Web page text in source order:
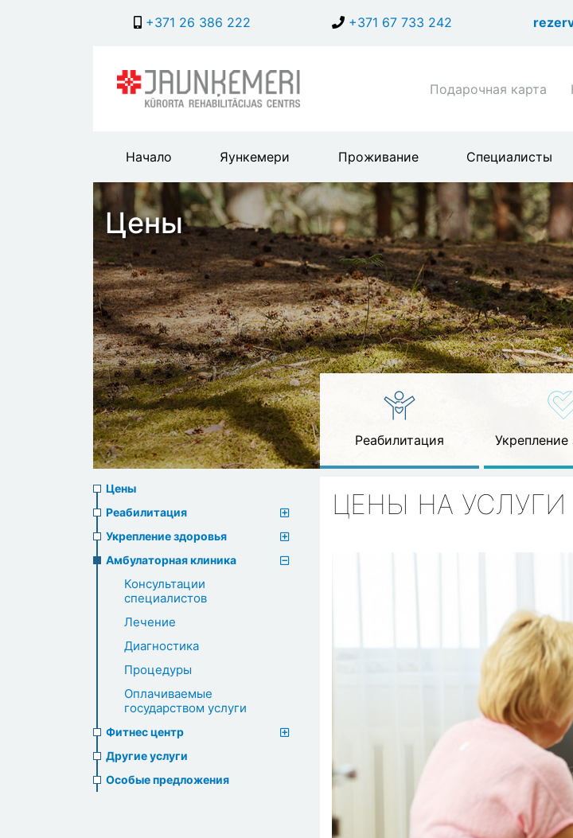
к
+371 26 386 222 +371 67 733 242
Shortcuts
menu
Подарочная карта
Main
header
menu
Начало Яункемери Проживание Специалисты
Цены
Реабилитация Укрепление
Prices
menu
Цены
Реабилитация
Укрепление здоровья
Амбулаторная клиника
Консультации
специалистов
Лечение
Диагностика
Процедуры
Оплачиваемые
государством услуги
Фитнес центр
Другие услуги
Особые предложения
ЦЕНЫ НА